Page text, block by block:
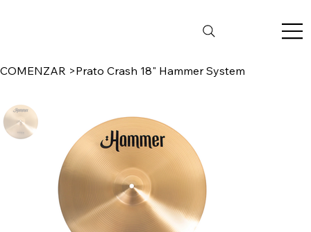
COMENZAR >Prato Crash 18" Hammer System